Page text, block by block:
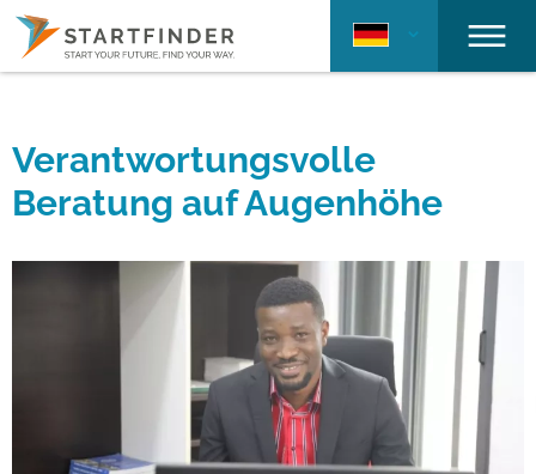
Verantwortungsvolle
Beratung auf Augenhöhe